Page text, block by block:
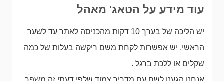
עוד מידע על הטאג' מאהל
יש הליכה של בערך 10 דקות מהכניסה לאתר עד לשער
הראשי. יש אפשרות לקחת משם ריקשה בעלות של כמה
שקלים או ללכת ברגל .